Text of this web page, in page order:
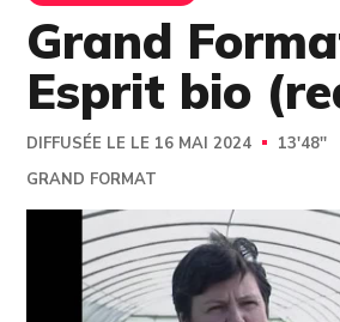
Grand
Esprit bio
DIFFUSÉE LE LE 16 MAI 2024 13'48''
GRAND FORMAT